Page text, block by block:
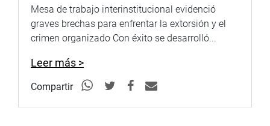
Mesa de trabajo interinstitucional evidenció
graves brechas para enfrentar la extorsión y el
crimen organizado Con éxito se desarrolló...
Leer más >
Compartir